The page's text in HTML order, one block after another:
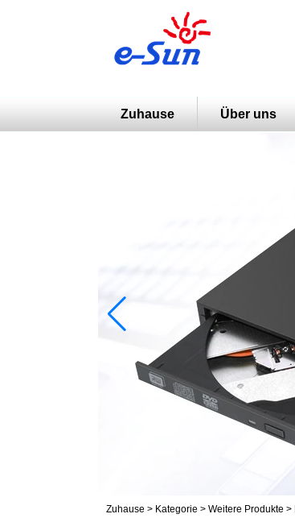
Zuhause Über uns
Zuhause > Kategorie > Weitere Produkte >